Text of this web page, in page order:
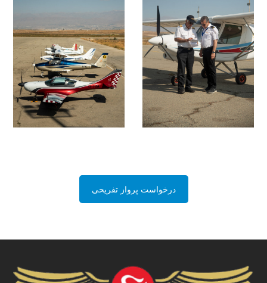
درخواست پرواز تفریحی